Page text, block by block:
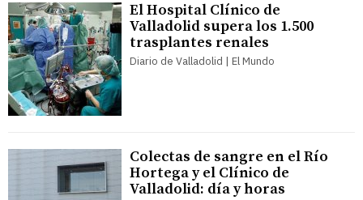
El Hospital Clínico de
Valladolid supera los 1.500
trasplantes renales
Diario de Valladolid | El Mundo
Colectas de sangre en el Río
Hortega y el Clínico de
Valladolid: día y horas